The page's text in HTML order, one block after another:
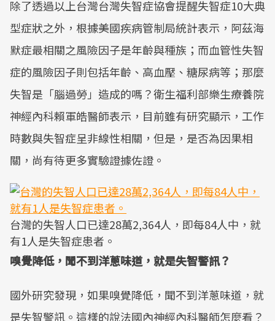
除了透過以上台灣台灣失智症協會提醒失智症10大典
型症狀之外，根據美國疾病管制局統計表示，阿茲海
默症最相關之風險因子是年齡與種族；而血管性失智
症的風險因子則包括年齡、高血壓、糖尿病等；那麼
失智是「腦過勞」造成的嗎？衛生福利部樂生療養院
神經內科賴軍皓醫師表示，目前雖有研究顯示，工作
時數與失智症呈非線性相關，但是，是否為因果相
關，尚有待更多實驗證據佐證。
台灣的失智人口已達28萬2,364人，即每84人中，就
有1人是失智症患者。
嗅覺降低，聞不到洋蔥味道，就是失智警訊？
國外研究發現，如果嗅覺降低，聞不到洋蔥味道，就
是失智警訊。這樣的說法國內神經內科醫師怎麼看？